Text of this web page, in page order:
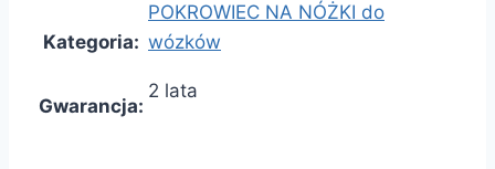
Kategoria:
POKROWIEC NA NÓŻKI do
wózków
Gwarancja:
2 lata